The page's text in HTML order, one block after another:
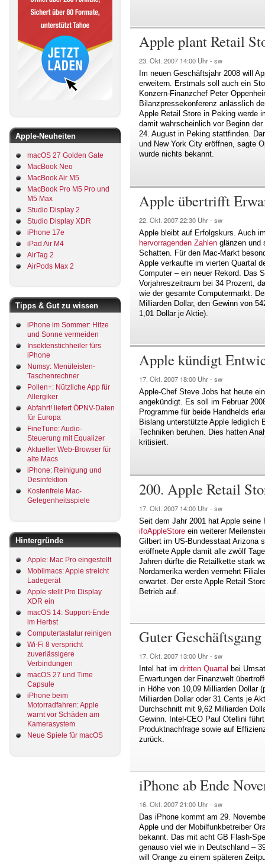
Apple-Neuheiten
macOS 27 Golden Gate
MacBook Neo
MacBook Air M5
MacBook Pro M5 Pro und
M5 Max
Studio Display 2
Studio Display XDR
iPhone 17e
iPad Air M4
AirTag 2
AirPods Max 2
Tipps & Gut zu wissen
iPhone im Sommer: Hitze
und Sonne vermeiden
Insektenstichheiler fürs
iPhone
Numsy: Menüleisten-
Taschenrechner
Pollen+: Nützliche App für
Allergiker
Abfahrt! liefert ÖPNV-Daten
für Europa
FineTune: Audio-
Steuerung mit Equalizer
Aktueller Web-Browser für
alte Macs
iPhone: Reinigung und
Desinfektion
Kostenfreie Mac-
Gelegenheitsspiele
Hintergründe
Apple: Mac Pro eingestellt
Mobilmacs: Apple streicht
Ladegerät
Apple stellt Pro Display
XDR ein
macOS 14: Support-Ende
im Herbst
Computertastatur reinigen
Wi-Fi 8 verspricht
zuverlässigere
Verbindungen
macOS 27 und Time
Capsule
iPhone beim
Motorradfahren: Apple
warnt vor Schäden am
Kamerasystem
Neue Spiele für macOS
Apple plant Retail
23. Okt. 2007 14:00 Uhr - sw
Im neuen Geschäftsjahr 2008 will
erweitern. Erstmals soll auch ein
Konzern-Finanzchef Peter
Bilanzpressekonferenz anlässlich
Apple Retail Store in Peking werde
damit wahrscheinlich vor Beginn
24. August in Peking stattfinden.
und New York City eröffnen, sagte
wurde nichts bekannt.
Apple übertrifft
22. Okt. 200722:30 Uhr - sw
Apple bleibt auf Erfolgskurs. Auch
hervorragenden Zahlen glänzen und
Schatten. Für den Mac-Markt
Apple verkaufte im vierten Quartal
Computer – ein neuer Rekord. Das
Vorjahreszeitraum bei 34 Prozent,
wie der gesamte Computermarkt.
Milliarden Dollar, den Gewinn von
1,01 Dollar je Aktie).
Apple kündigt
17. Okt. 2007 18:00 Uhr - sw
Apple-Chef Steve Jobs hat heute
angekündigt. Es soll im Februar
Programme für beide Handhelds
Bislang unterstützte Apple lediglich
Techniken beruhen. Dies hatten
kritisiert.
200. Apple Retail
17. Okt. 2007 14:00 Uhr - sw
Seit dem Jahr 2001 hat Apple
ifoAppleStore ein weiterer
Gilbert im US-Bundesstaat Arizona
eröffnete Apple damit alle zwölf
Jahren dürfte die Retailkette stark
Nordamerika werden vermehrt
erwartet. Der erste Apple Retail
Betrieb auf.
Guter
17. Okt. 2007 13:00 Uhr - sw
Intel hat im dritten Quartal bei
Erwartungen der Finanzwelt
in Höhe von 10,09 Milliarden Dollar
Milliarden Dollar oder 31 Cents je
Durchschnitt mit 9,62 Milliarden
Gewinn. Intel-CEO Paul Otellini
Produktnachfrage sowie auf
zurück.
iPhone ab Ende
16. Okt. 200721:00 Uhr - sw
Das iPhone kommt am 29.
Apple und der Mobilfunkbetreiber
bekannt. Das mit acht GB Flash-
genauso viel wie in Deutschland –
will Orange zu einem späteren